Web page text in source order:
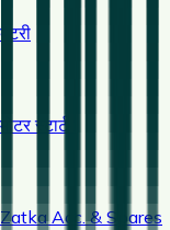
बैटरी
मोटर स्टार्टर
Zatka Acc. & Spares